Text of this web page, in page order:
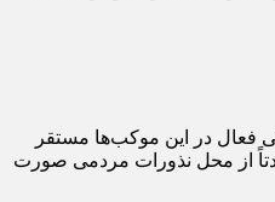
فعال در این موکب‌ها مستقر
از محل نذورات مردمی صورت